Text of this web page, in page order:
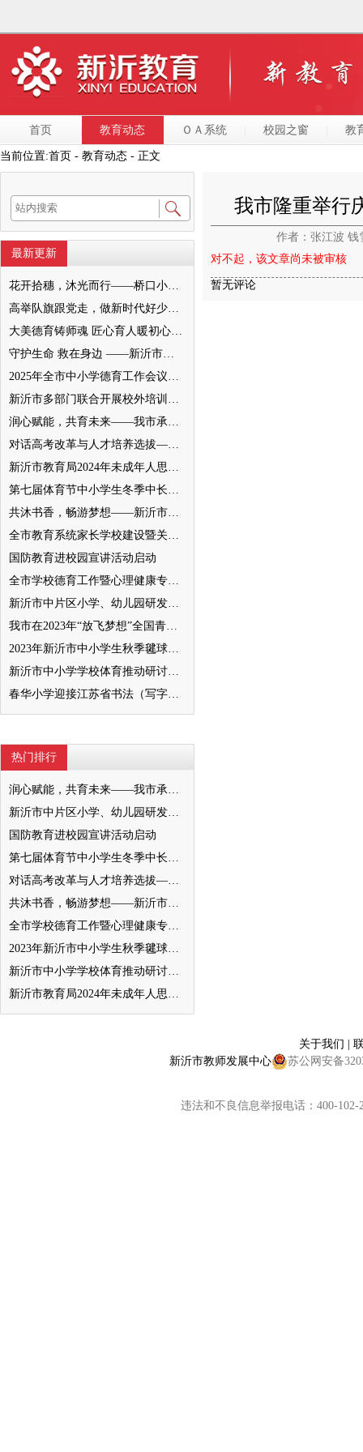
首页 教育动态 ＯＡ系统 校园之窗 教
当前位置:首页 - 教育动态 - 正文
最新更新
花开拾穗，沐光而行——桥口小学“大美德育之家校和美”暨2022级十岁成长仪式圆满举行
高举队旗跟党走，做新时代好少年—— 新沂市唐店第二小学六一文艺汇演圆满落幕
大美德育铸师魂 匠心育人暖初心 ——墨河中心小学第一期班主任培训活动圆满举行
守护生命 救在身边 ——新沂市新安小学一分校急救知识培训
2025年全市中小学德育工作会议召开
新沂市多部门联合开展校外培训机构专项整治行动
润心赋能，共育未来——我市承办徐州市“润心”行动暨家庭教育宣传周展示活动
对话高考改革与人才培养选拔——我与清北教授面对面
新沂市教育局2024年未成年人思想道德建设工作品牌——家校共育新活力“5A家庭教育陪跑行动”
第七届体育节中小学生冬季中长跑、跳绳比赛举行
共沐书香，畅游梦想——新沂市缔造完美教室名师工作室到唐店尚营小学捐赠图书
全市教育系统家长学校建设暨关工委优质化创建工作推进会召开
国防教育进校园宣讲活动启动
全市学校德育工作暨心理健康专项督导迎检会议召开
新沂市中片区小学、幼儿园研发卓越课程暨班主任素养提升培训活动举行
我市在2023年“放飞梦想”全国青少年纸飞机教育竞赛（江苏省总决赛）获得佳绩
2023年新沂市中小学生秋季毽球比赛举行
新沂市中小学学校体育推动研讨会举行
春华小学迎接江苏省书法（写字）特色学校验收
热门排行
润心赋能，共育未来——我市承办徐州市“润心”行动暨家庭教育宣传周展示活动
新沂市中片区小学、幼儿园研发卓越课程暨班主任素养提升培训活动举行
国防教育进校园宣讲活动启动
第七届体育节中小学生冬季中长跑、跳绳比赛举行
对话高考改革与人才培养选拔——我与清北教授面对面
共沐书香，畅游梦想——新沂市缔造完美教室名师工作室到唐店尚营小学捐赠图书
全市学校德育工作暨心理健康专项督导迎检会议召开
2023年新沂市中小学生秋季毽球比赛举行
新沂市中小学学校体育推动研讨会举行
新沂市教育局2024年未成年人思想道德建设工作品牌——家校共育新活力“5A家庭教育陪跑行动”
我市隆重举行
作者：张江波
对不起，该文章尚未被审核
暂无评论
关于我们 |
新沂市教师发展中心
苏公网安备
违法和不良信息举报电话：400-